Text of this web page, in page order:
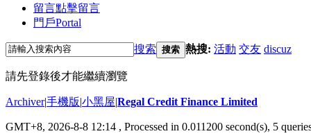
留言點擊留言
門戶Portal
搜索 搜索 熱搜: 活動 交友 discuz
請先登錄後才能繼續瀏覽
Archiver|手機版|小黑屋|Regal Credit Finance Limited
GMT+8, 2026-8-8 12:14 , Processed in 0.011200 second(s), 5